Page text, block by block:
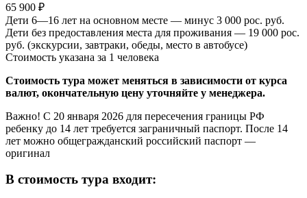
65 900 ₽
Дети 6—16 лет на основном месте — минус 3 000 рос. руб.
Дети без предоставления места для проживания — 19 000 рос.
руб. (экскурсии, завтраки, обеды, место в автобусе)
Стоимость указана за 1 человека
Стоимость тура может меняться в зависимости от курса
валют, окончательную цену уточняйте у менеджера.
Важно! С 20 января 2026 для пересечения границы РФ
ребенку до 14 лет требуется заграничный паспорт. После 14
лет можно общегражданский российский паспорт —
оригинал
В стоимость тура входит: